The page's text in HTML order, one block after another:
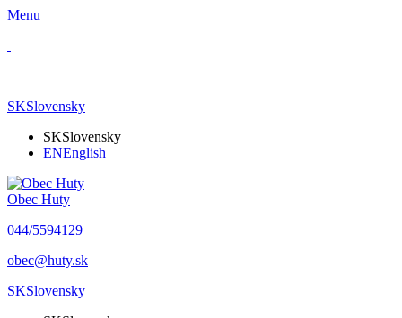
Menu
SKSlovensky
SKSlovensky
ENEnglish
Obec Huty
​044/5594129
​obec@huty.sk
SKSlovensky